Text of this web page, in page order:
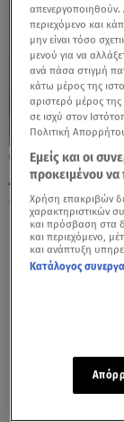
06.09.25, 17:44
Aυτή είναι η
απενεργοποιηθούν.
περιεχόμενο και
μην είναι τόσο
μενού για να
ανά πάσα στιγμή
κάτω μέρος της
αριστερό μέρος της
σε ισχύ στον
Πολιτική
Εμείς και οι
προκειμένου
Χρήση επακριβών
χαρακτηριστικών
και πρόσβαση στα
και περιεχόμενο,
και ανάπτυξη
Κατάλογος